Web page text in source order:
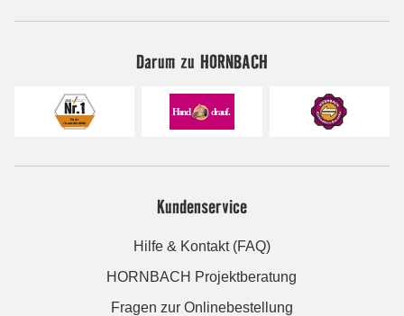
Darum zu HORNBACH
Kundenservice
Hilfe & Kontakt (FAQ)
HORNBACH Projektberatung
Fragen zur Onlinebestellung